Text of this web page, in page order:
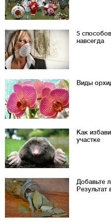
5
навсегда
Виды
Как
участке
Добавьте